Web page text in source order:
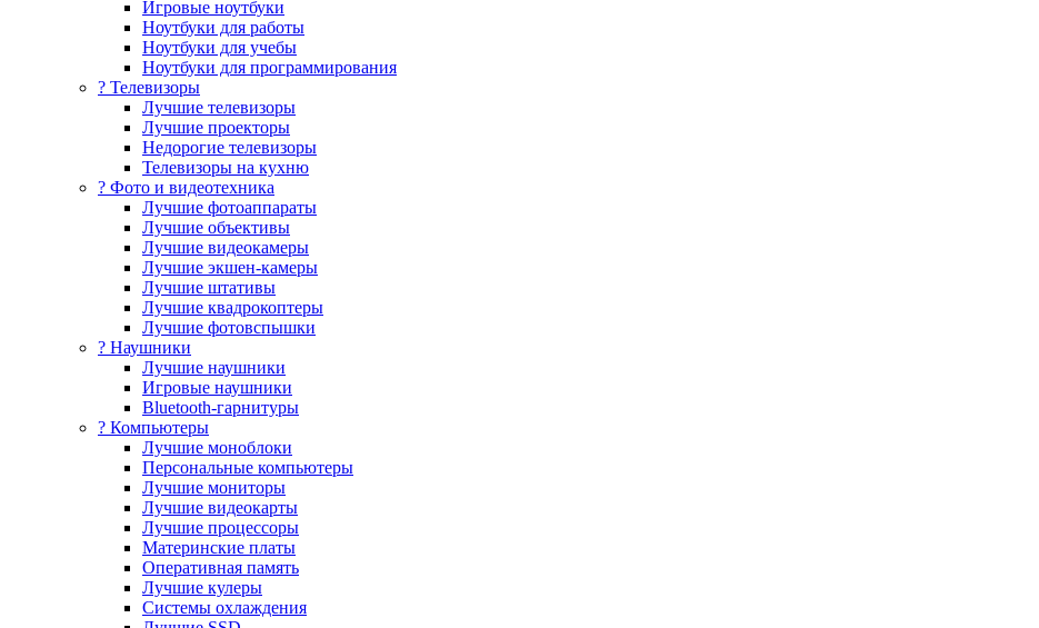
Игровые ноутбуки
Ноутбуки для работы
Ноутбуки для учебы
Ноутбуки для программирования
? Телевизоры
Лучшие телевизоры
Лучшие проекторы
Недорогие телевизоры
Телевизоры на кухню
? Фото и видеотехника
Лучшие фотоаппараты
Лучшие объективы
Лучшие видеокамеры
Лучшие экшен-камеры
Лучшие штативы
Лучшие квадрокоптеры
Лучшие фотовспышки
? Наушники
Лучшие наушники
Игровые наушники
Bluetooth-гарнитуры
?️ Компьютеры
Лучшие моноблоки
Персональные компьютеры
Лучшие мониторы
Лучшие видеокарты
Лучшие процессоры
Материнские платы
Оперативная память
Лучшие кулеры
Системы охлаждения